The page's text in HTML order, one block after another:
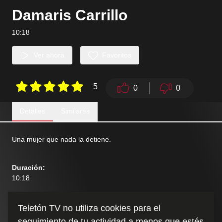
Damaris Carrillo
10:18
5 0 0
Una mujer que nada la detiene.
Duración:
10:18
Teletón TV no utiliza cookies para el